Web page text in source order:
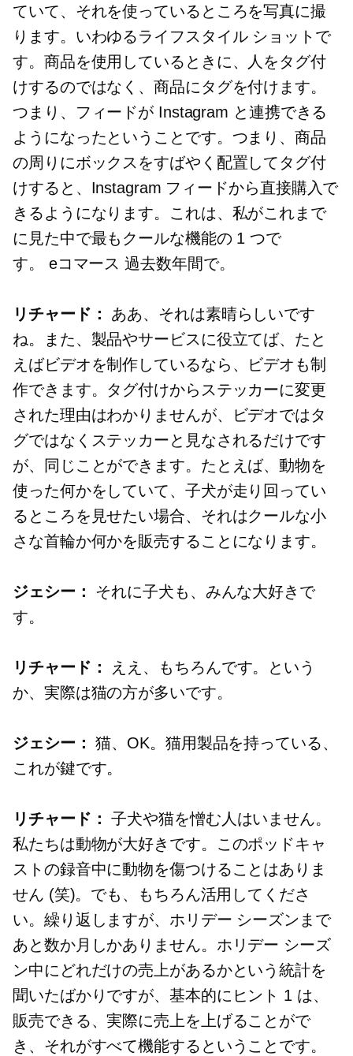
ていて、それを使っているところを写真に撮
ります。いわゆるライフスタイル ショットで
す。商品を使用しているときに、人をタグ付
けするのではなく、商品にタグを付けます。
つまり、フィードが Instagram と連携できる
ようになったということです。つまり、商品
の周りにボックスをすばやく配置してタグ付
けすると、Instagram フィードから直接購入で
きるようになります。これは、私がこれまで
に見た中で最もクールな機能の 1 つで
す。 eコマース 過去数年間で。
リチャード：
ああ、それは素晴らしいです
ね。また、製品やサービスに役立てば、たと
えばビデオを制作しているなら、ビデオも制
作できます。タグ付けからステッカーに変更
された理由はわかりませんが、ビデオではタ
グではなくステッカーと見なされるだけです
が、同じことができます。たとえば、動物を
使った何かをしていて、子犬が走り回ってい
るところを見せたい場合、それはクールな小
さな首輪か何かを販売することになります。
ジェシー：
それに子犬も、みんな大好きで
す。
リチャード：
ええ、もちろんです。という
か、実際は猫の方が多いです。
ジェシー： 猫、OK。猫用製品を持っている、
これが鍵です。
リチャード： 子犬や猫を憎む人はいません。
私たちは動物が大好きです。このポッドキャ
ストの録音中に動物を傷つけることはありま
せん (笑)。でも、もちろん活用してくださ
い。繰り返しますが、ホリデー シーズンまで
あと数か月しかありません。ホリデー シーズ
ン中にどれだけの売上があるかという統計を
聞いたばかりですが、基本的にヒント 1 は、
販売できる、実際に売上を上げることがで
き、それがすべて機能するということです。